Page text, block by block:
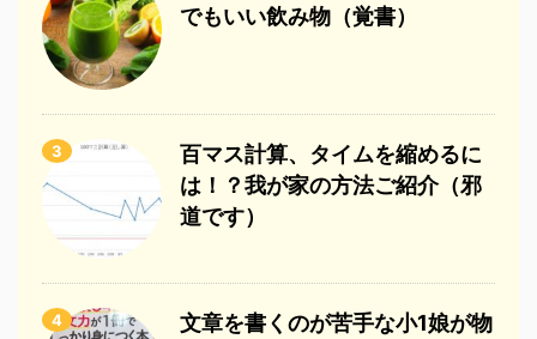
でもいい飲み物（覚書）
3
百マス計算、タイムを縮めるに
は！？我が家の方法ご紹介（邪
道です）
4
文章を書くのが苦手な小1娘が物